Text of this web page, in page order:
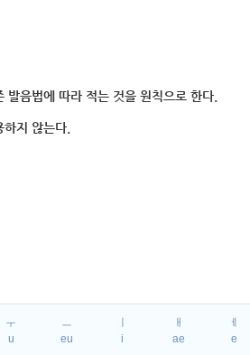
음법에 따라 적는 것을 원칙으로 한다.
지 않는다.
ㅜ
u
ㅡ
eu
i
ㅐ
ae
ㅔ
e